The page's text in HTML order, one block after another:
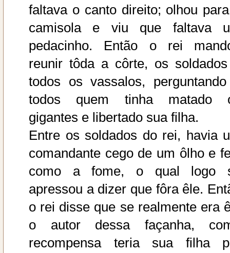
faltava o canto direito; olhou
camisola e viu que faltava
pedacinho. Então o rei
reunir tôda a côrte, os
todos os vassalos,
todos quem tinha matado
gigantes e libertado sua filha.
Entre os soldados do rei, havia
comandante cego de um ôlho e
como a fome, o qual logo
apressou a dizer que fôra êle.
o rei disse que se realmente era
o autor dessa façanha,
recompensa teria sua filha